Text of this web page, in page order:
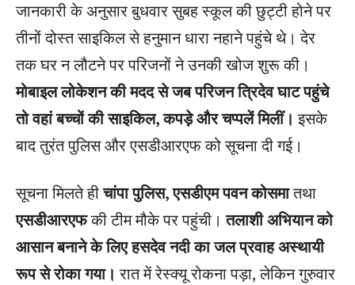
जानकारी के अनुसार बुधवार सुबह स्कूल की छुट्टी होने पर
तीनों दोस्त साइकिल से हनुमान धारा नहाने पहुंचे थे। देर
तक घर न लौटने पर परिजनों ने उनकी खोज शुरू की।
मोबाइल लोकेशन की मदद से जब परिजन त्रिदेव घाट पहुंचे
तो वहां बच्चों की साइकिल, कपड़े और चप्पलें मिलीं। इसके
बाद तुरंत पुलिस और एसडीआरएफ को सूचना दी गई।
सूचना मिलते हीचांपा पुलिस, एसडीएम पवन कोसमातथा
एसडीआरएफकी टीम मौके पर पहुंची।तलाशी अभियान को
आसान बनाने के लिए हसदेव नदी का जल प्रवाह अस्थायी
रूप से रोका गया। रात में रेस्क्यू रोकना पड़ा, लेकिन गुरुवार